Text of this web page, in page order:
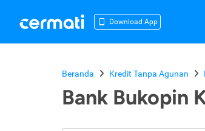
Download App
Beranda Kredit Tanpa Agunan
Bank Bukopin